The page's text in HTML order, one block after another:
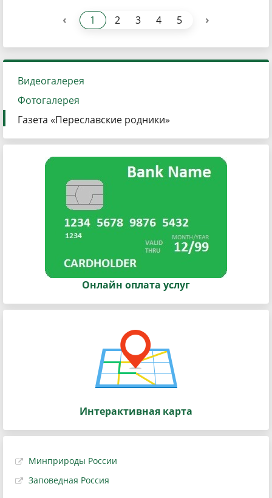
‹ 1 2 3 4 5 ›
Видеогалерея
Фотогалерея
Газета «Переславские родники»
Онлайн оплата услуг
Интерактивная карта
Минприроды России
Заповедная Россия